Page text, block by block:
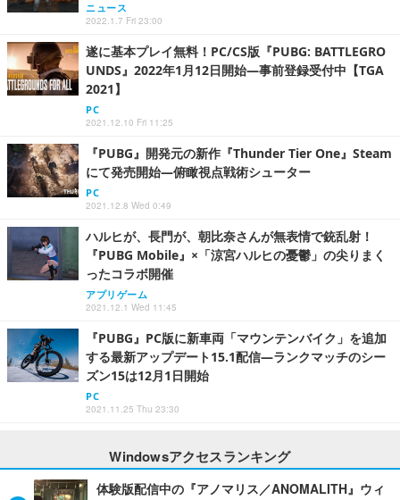
ニュース
2022.1.7 Fri 23:00
遂に基本プレイ無料！PC/CS版『PUBG: BATTLEGRO
UNDS』2022年1月12日開始―事前登録受付中【TGA
2021】
PC
2021.12.10 Fri 11:25
『PUBG』開発元の新作『Thunder Tier One』Steam
にて発売開始―俯瞰視点戦術シューター
PC
2021.12.8 Wed 0:49
ハルヒが、長門が、朝比奈さんが無表情で銃乱射！
『PUBG Mobile』×「涼宮ハルヒの憂鬱」の尖りまく
ったコラボ開催
アプリゲーム
2021.12.1 Wed 11:45
『PUBG』PC版に新車両「マウンテンバイク」を追加
する最新アップデート15.1配信―ランクマッチのシー
ズン15は12月1日開始
PC
2021.11.25 Thu 23:30
Windowsアクセスランキング
体験版配信中の『アノマリス／ANOMALITH』ウィ